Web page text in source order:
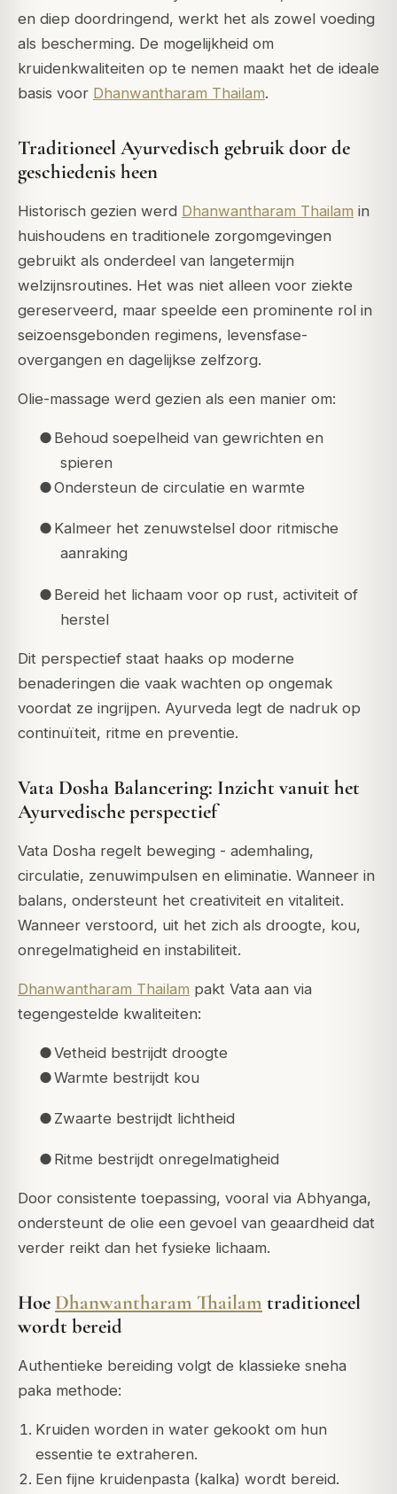
en diep doordringend, werkt het als zowel voeding
als bescherming. De mogelijkheid om
kruidenkwaliteiten op te nemen maakt het de ideale
basis voor Dhanwantharam Thailam.
Traditioneel Ayurvedisch gebruik door de
geschiedenis heen
Historisch gezien werd Dhanwantharam Thailam in
huishoudens en traditionele zorgomgevingen
gebruikt als onderdeel van langetermijn
welzijnsroutines. Het was niet alleen voor ziekte
gereserveerd, maar speelde een prominente rol in
seizoensgebonden regimens, levensfase-
overgangen en dagelijkse zelfzorg.
Olie-massage werd gezien als een manier om:
● Behoud soepelheid van gewrichten en
spieren
●Ondersteun de circulatie en warmte
● Kalmeer het zenuwstelsel door ritmische
aanraking
● Bereid het lichaam voor op rust, activiteit of
herstel
Dit perspectief staat haaks op moderne
benaderingen die vaak wachten op ongemak
voordat ze ingrijpen. Ayurveda legt de nadruk op
continuïteit, ritme en preventie.
Vata Dosha Balancering: Inzicht vanuit het
Ayurvedische perspectief
Vata Dosha regelt beweging - ademhaling,
circulatie, zenuwimpulsen en eliminatie. Wanneer in
balans, ondersteunt het creativiteit en vitaliteit.
Wanneer verstoord, uit het zich als droogte, kou,
onregelmatigheid en instabiliteit.
Dhanwantharam Thailam pakt Vata aan via
tegengestelde kwaliteiten:
●Vetheid bestrijdt droogte
●Warmte bestrijdt kou
● Zwaarte bestrijdt lichtheid
● Ritme bestrijdt onregelmatigheid
Door consistente toepassing, vooral via Abhyanga,
ondersteunt de olie een gevoel van geaardheid dat
verder reikt dan het fysieke lichaam.
Hoe Dhanwantharam Thailam traditioneel
wordt bereid
Authentieke bereiding volgt de klassieke sneha
paka methode:
Kruiden worden in water gekookt om hun
essentie te extraheren.
Een fijne kruidenpasta (kalka) wordt bereid.